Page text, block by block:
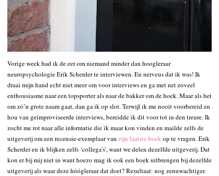
Vorige week had ik de eer om niemand minder dan hoogleraar
neuropsychologie Erik Scherder te interviewen. En nerveus dat ik was! Ik
draai mijn hand echt niet meer om voor interviews en ga met net zoveel
enthousiasme naar een topsporter als naar de bakker om de hoek. Maar als het
om zó’n grote naam gaat, dan ga ik op slot. Terwijl ik me nooit voorbereid en
hou van geïmproviseerde interviews, bereidde ik dit voor tot in den treure. Ik
zocht me rot naar alle informatie die ik maar kon vinden en mailde zelfs de
uitgeverij om een recensie-exemplaar van zijn laatste boek op te vragen. Erik
Scherder en ik blijken zelfs ‘collega’s’, want we delen dezelfde uitgeverij. Dat
kon er bij mij niet in want hoezo mag ik ook een boek uitbrengen bij dezelfde
uitgeverij als waar deze hóógleraar dat doet? Resultaat: nog zenuwachtiger.